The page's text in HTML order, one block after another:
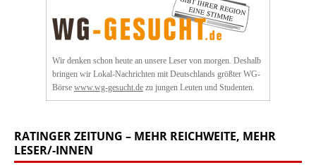
Wir denken schon heute an unsere Leser von morgen. Deshalb
bringen wir Lokal-Nachrichten mit Deutschlands größter WG-
Börse www.wg-gesucht.de zu jungen Leuten und Studenten.
RATINGER ZEITUNG – MEHR REICHWEITE, MEHR
LESER/-INNEN